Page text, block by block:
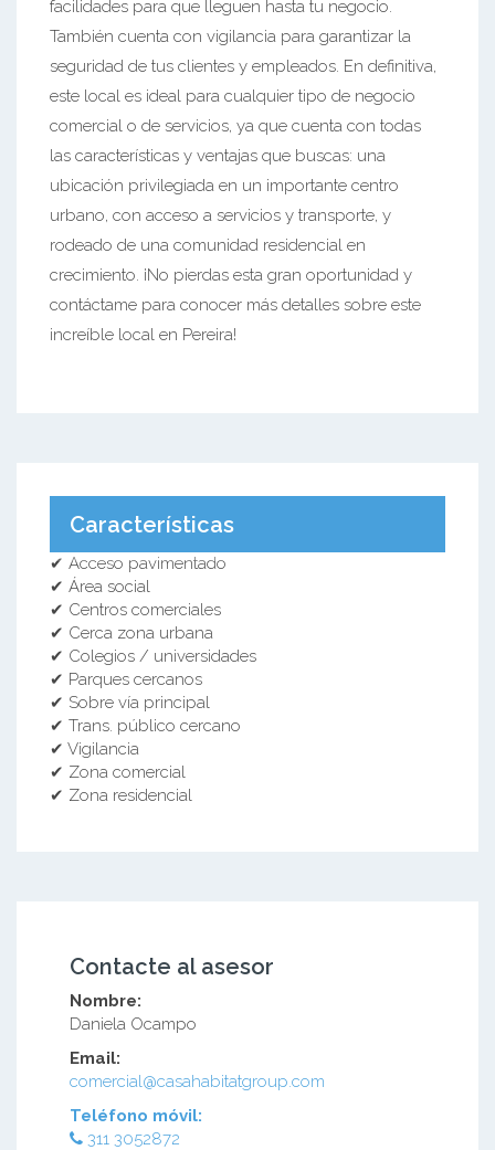
facilidades para que lleguen hasta tu negocio.
También cuenta con vigilancia para garantizar la
seguridad de tus clientes y empleados. En definitiva,
este local es ideal para cualquier tipo de negocio
comercial o de servicios, ya que cuenta con todas
las características y ventajas que buscas: una
ubicación privilegiada en un importante centro
urbano, con acceso a servicios y transporte, y
rodeado de una comunidad residencial en
crecimiento. ¡No pierdas esta gran oportunidad y
contáctame para conocer más detalles sobre este
increíble local en Pereira!
Características
✔ Acceso pavimentado
✔ Área social
✔ Centros comerciales
✔ Cerca zona urbana
✔ Colegios / universidades
✔ Parques cercanos
✔ Sobre vía principal
✔ Trans. público cercano
✔ Vigilancia
✔ Zona comercial
✔ Zona residencial
Contacte al asesor
Nombre:
Daniela Ocampo
Email:
comercial@casahabitatgroup.com
Teléfono móvil:
311 3052872